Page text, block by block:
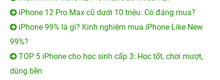
iPhone 12 Pro Max cũ dưới 10 triệu: Có đáng mua?
iPhone 99% là gì? Kinh nghiệm mua iPhone Like New
99%?
TOP 5 iPhone cho học sinh cấp 3: Học tốt, chơi mượt,
dùng bền